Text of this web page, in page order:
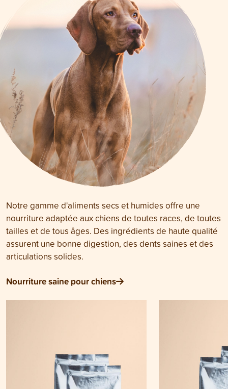
Notre gamme d'aliments secs et humides offre une
nourriture adaptée aux chiens de toutes races, de toutes
tailles et de tous âges. Des ingrédients de haute qualité
assurent une bonne digestion, des dents saines et des
articulations solides.
Nourriture saine pour chiens